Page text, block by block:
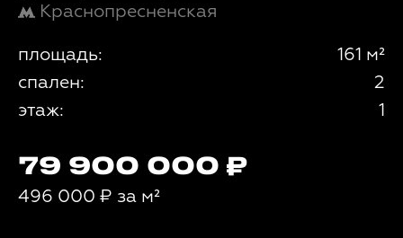
Краснопресненская
площадь:
161 м²
спален:
2
этаж:
1
79 900 000
496 000 ₽ за м²